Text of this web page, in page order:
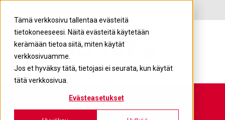
Tämä verkkosivu tallentaa evästeitä
tietokoneeseesi. Näitä evästeitä käytetään
kerämään tietoa siitä, miten käytät
verkkosivuamme.
Jos et hyväksy tätä, tietojasi ei seurata, kun käytät
tätä verkkosivua.
Evästeasetukset